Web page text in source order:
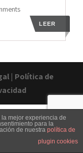
LEER
| Política de
Contacto
mejor experiencia de
para la
de nuestra política de
plugin cookies